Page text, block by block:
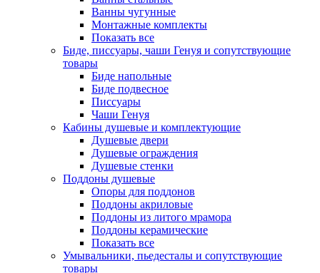
Ванны чугунные
Монтажные комплекты
Показать все
Биде, писсуары, чаши Генуя и сопутствующие
товары
Биде напольные
Биде подвесное
Писсуары
Чаши Генуя
Кабины душевые и комплектующие
Душевые двери
Душевые ограждения
Душевые стенки
Поддоны душевые
Опоры для поддонов
Поддоны акриловые
Поддоны из литого мрамора
Поддоны керамические
Показать все
Умывальники, пьедесталы и сопутствующие
товары